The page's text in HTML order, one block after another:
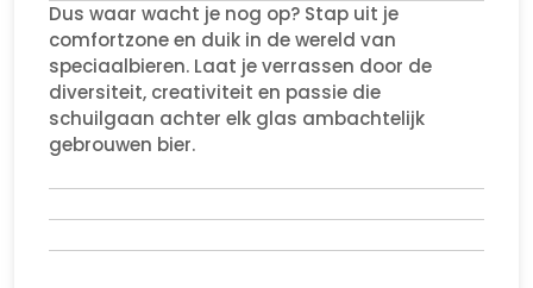
Dus waar wacht je nog op? Stap uit je
comfortzone en duik in de wereld van
speciaalbieren. Laat je verrassen door de
diversiteit, creativiteit en passie die
schuilgaan achter elk glas ambachtelijk
gebrouwen bier.